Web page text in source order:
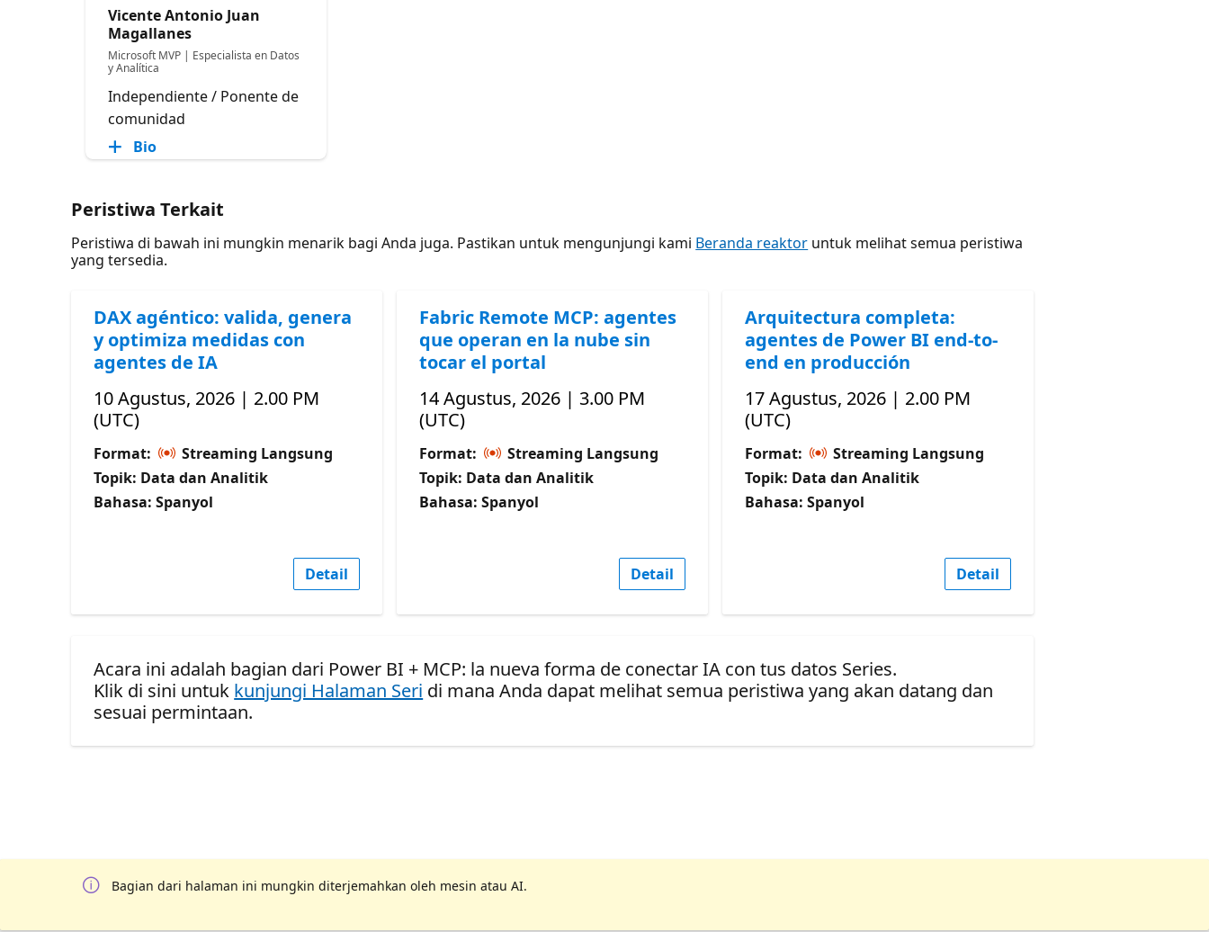
Vicente Antonio Juan
Magallanes
Microsoft MVP | Especialista en Datos
y Analítica
Independiente / Ponente de
comunidad
Bio
Peristiwa Terkait
Peristiwa di bawah ini mungkin menarik bagi Anda juga. Pastikan untuk mengunjungi kami Beranda reaktor untuk melihat semua peristiwa
yang tersedia.
DAX agéntico: valida, genera
y optimiza medidas con
agentes de IA
10 Agustus, 2026 | 2.00 PM
(UTC)
Format:
Streaming Langsung
Topik: Data dan Analitik
Bahasa: Spanyol
Detail
Fabric Remote MCP: agentes
que operan en la nube sin
tocar el portal
14 Agustus, 2026 | 3.00 PM
(UTC)
Format:
Streaming Langsung
Topik: Data dan Analitik
Bahasa: Spanyol
Detail
Arquitectura completa:
agentes de Power BI end-to-
end en producción
17 Agustus, 2026 | 2.00 PM
(UTC)
Format:
Streaming Langsung
Topik: Data dan Analitik
Bahasa: Spanyol
Detail
Acara ini adalah bagian dari Power BI + MCP: la nueva forma de conectar IA con tus datos Series.
Klik di sini untuk kunjungi Halaman Seri di mana Anda dapat melihat semua peristiwa yang akan datang dan
sesuai permintaan.
Bagian dari halaman ini mungkin diterjemahkan oleh mesin atau AI.